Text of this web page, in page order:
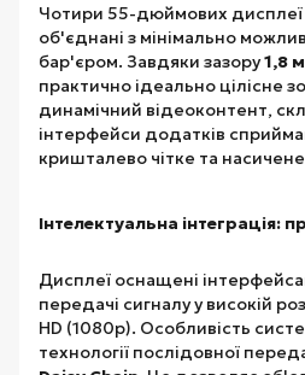
Чотири 55-дюймових дисплеї
об'єднані з мінімально
бар'єром. Завдяки зазору1,8
практично ідеально цілісне
динамічний відеоконтент,
інтерфейси додатків
кришталево чітке та
Інтелектуальна інтеграція:
Дисплеї оснащені
передачі сигналу у високій
HD (1080p). Особливість
технології послідовної